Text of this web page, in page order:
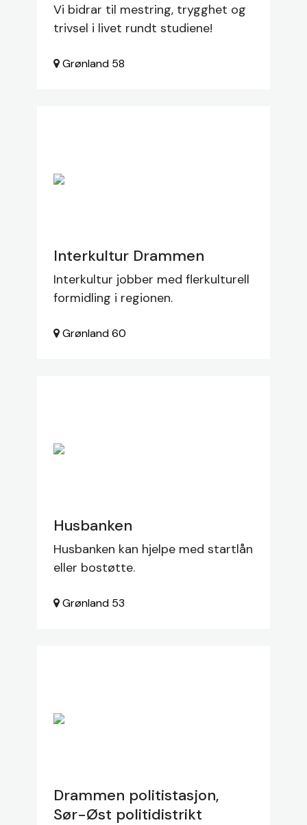
Vi bidrar til mestring, trygghet og
trivsel i livet rundt studiene!
Grønland 58
Interkultur Drammen
Interkultur jobber med flerkulturell
formidling i regionen.
Grønland60
Husbanken
Husbanken kan hjelpe med startlån
eller bostøtte.
Grønland 53
Drammen politistasjon,
Sør-Øst politidistrikt